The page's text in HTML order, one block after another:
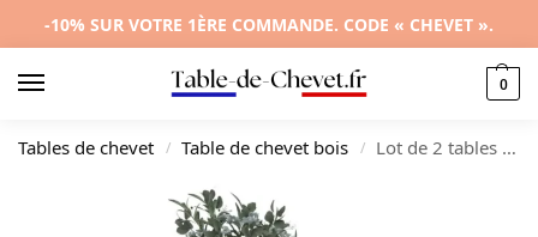
-10% SUR VOTRE 1ÈRE COMMANDE. CODE « CHEVET ».
0
Tables de chevet / Table de chevet bois / Lot de 2 tables de nuit bois marron design moderne compact, 30x60x60cm